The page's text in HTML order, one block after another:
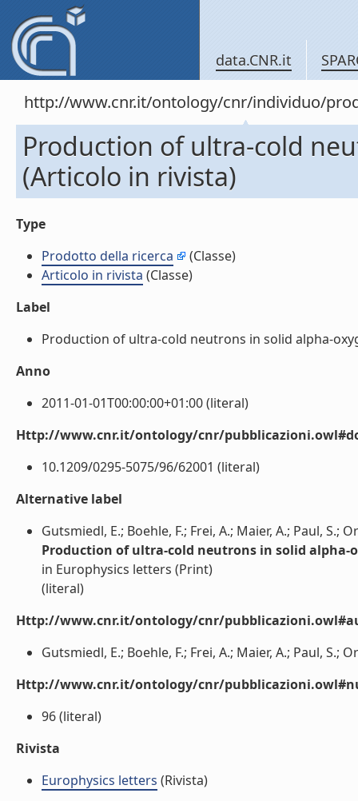
data.CNR.it
http://www.cnr.it/ontology/cnr/individuo/
Production of ultra-cold
(Articolo in rivista)
Type
Prodotto della ricerca
(Classe)
Articolo in rivista (Classe)
Label
Production of ultra-cold neutrons in solid alpha-
Anno
2011-01-01T00:00:00+01:00 (literal)
Http://www.cnr.it/ontology/cnr/
10.1209/0295-5075/96/62001 (literal)
Alternative label
Gutsmiedl, E.; Boehle, F.; Frei, A.; Maier, A.; Paul, S.;
Production of ultra-cold neutrons in solid alpha-
in Europhysics letters (Print)
(literal)
Http://www.cnr.it/ontology/cnr/
Gutsmiedl, E.; Boehle, F.; Frei, A.; Maier, A.; Paul, S.;
Http://www.cnr.it/ontology/cnr/
96 (literal)
Rivista
Europhysics letters (Rivista)